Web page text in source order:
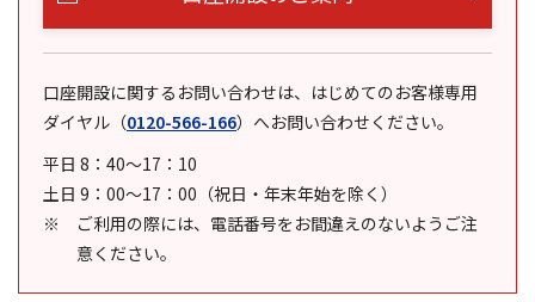
口座開設に関するお問い合わせは、はじめてのお客様専用
ダイヤル （0120-566-166） へお問い合わせください。
平日 8：40～17：10
土日 9：00～17：00（祝日・年末年始を除く）
ご利用の際には、電話番号をお間違えのないようご注
意ください。